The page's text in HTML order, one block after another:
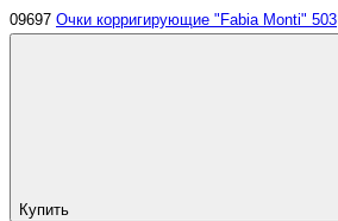
09697 Очки корригирующие "Fabia Monti" 503
Купить